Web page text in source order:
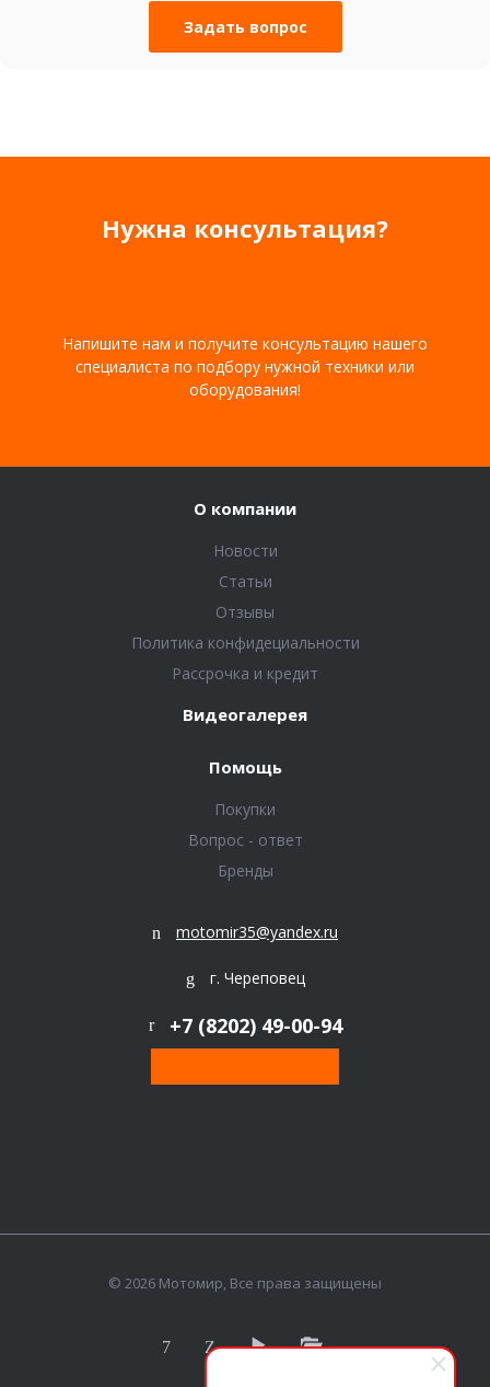
Задать вопрос
Нужна консультация?
Напишите нам и получите консультацию нашего
специалиста по подбору нужной техники или
оборудования!
О компании
Новости
Статьи
Отзывы
Политика конфидециальности
Рассрочка и кредит
Видеогалерея
Помощь
Покупки
Вопрос - ответ
Бренды
motomir35@yandex.ru
г. Череповец
+7 (8202) 49-00-94
© 2026 Мотомир, Все права защищены